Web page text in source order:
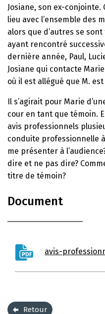
Josiane, son ex-
lieu avec l’ensemble des
alors que d’autres se
ayant rencontré
dernière année, Paul,
Josiane qui contacte
où il est allégué que M.
Il s’agirait pour Marie
cour en tant que témoin.
avis professionnels
conduite professionnelle
me présenter à
dire et ne pas dire?
titre de témoin?
Document
avis-
Retour